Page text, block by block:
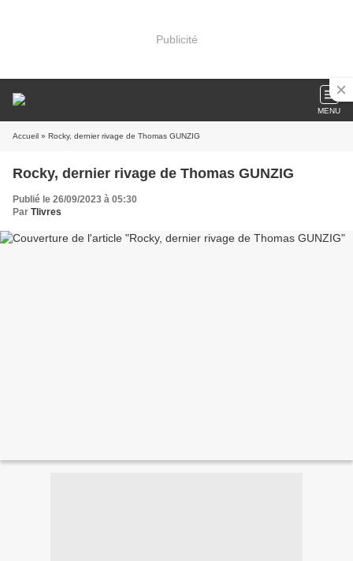
Publicité
MENU
Accueil » Rocky, dernier rivage de Thomas GUNZIG
Rocky, dernier rivage de Thomas GUNZIG
Publié le 26/09/2023 à 05:30
Par Tlivres